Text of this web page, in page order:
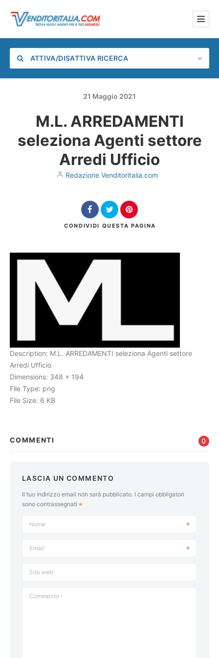
ATTIVA/DISATTIVA RICERCA
Categoria
21 Maggio 2021
M.L. ARREDAMENTI
seleziona Agenti settore
Arredi Ufficio
Redazione Venditoritalia.com
CONDIVIDI QUESTA PAGINA
Description: M.L. ARREDAMENTI seleziona Agenti settore
Arredi Ufficio
Dimensions: 348 x 194
File Type: png
File Size: 6 KB
COMMENTI 0
LASCIA UN COMMENTO
Il tuo indirizzo email non sarà pubblicato. I campi obbligatori
sono contrassegnati
Nome
Email
Sito web
Commento *